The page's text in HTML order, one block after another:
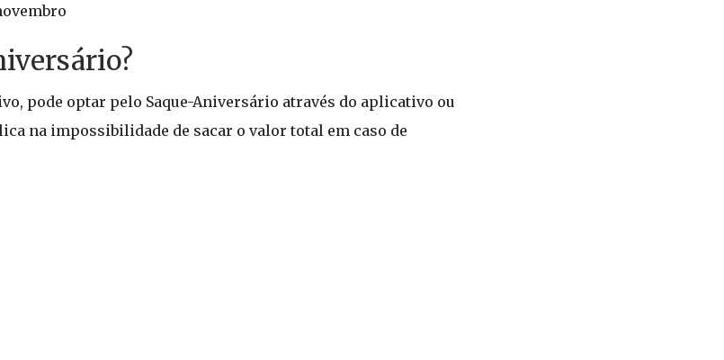
pode optar pelo Saque-Aniversário através do aplicativo ou
na impossibilidade de sacar o valor total em caso de